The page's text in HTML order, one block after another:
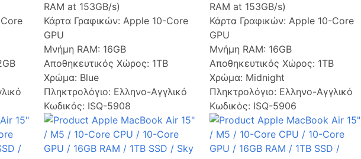
RAM at 153GB/s)
Κάρτα Γραφικών: Apple 10-Core
GPU
Μνήμη RAM: 16GB
Αποθηκευτικός Χώρος: 1TB
Χρώμα: Blue
Πληκτρολόγιο: Ελληνο-Αγγλικό
Κωδικός: ISQ-5908
RAM at 153GB/s)
Κάρτα Γραφικών: Apple 10-Core
GPU
Μνήμη RAM: 16GB
Αποθηκευτικός Χώρος: 1TB
Χρώμα: Midnight
Πληκτρολόγιο: Ελληνο-Αγγλικό
Κωδικός: ISQ-5906